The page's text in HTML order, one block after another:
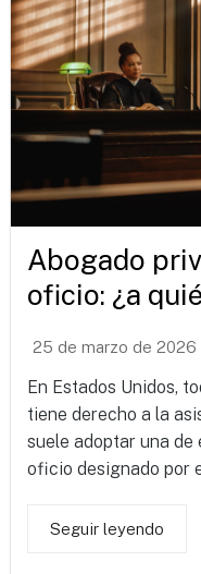
Abogado
oficio: ¿a
25 de marzo de 2026
En Estados Unidos,
tiene derecho a la
suele adoptar una de
oficio designado por
Seguir leyendo